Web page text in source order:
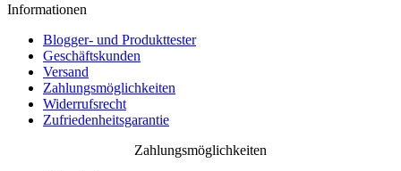
Informationen
Blogger- und Produkttester
Geschäftskunden
Versand
Zahlungsmöglichkeiten
Widerrufsrecht
Zufriedenheitsgarantie
Zahlungsmöglichkeiten